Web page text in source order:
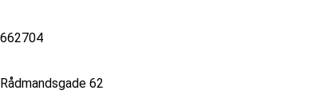
662704
Rådmandsgade 62